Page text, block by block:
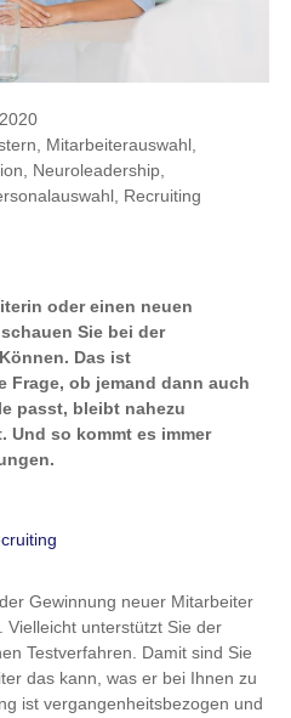
Mitarbeiterauswahl,
Neuroleadership,
, Recruiting
oder einen neuen
Sie bei der
Das ist
Frage, ob jemand dann auch
passt, bleibt nahezu
so kommt es immer
Gewinnung neuer Mitarbeiter
Vielleicht unterstützt Sie der
Testverfahren. Damit sind Sie
das kann, was er bei Ihnen zu
ist vergangenheitsbezogen und